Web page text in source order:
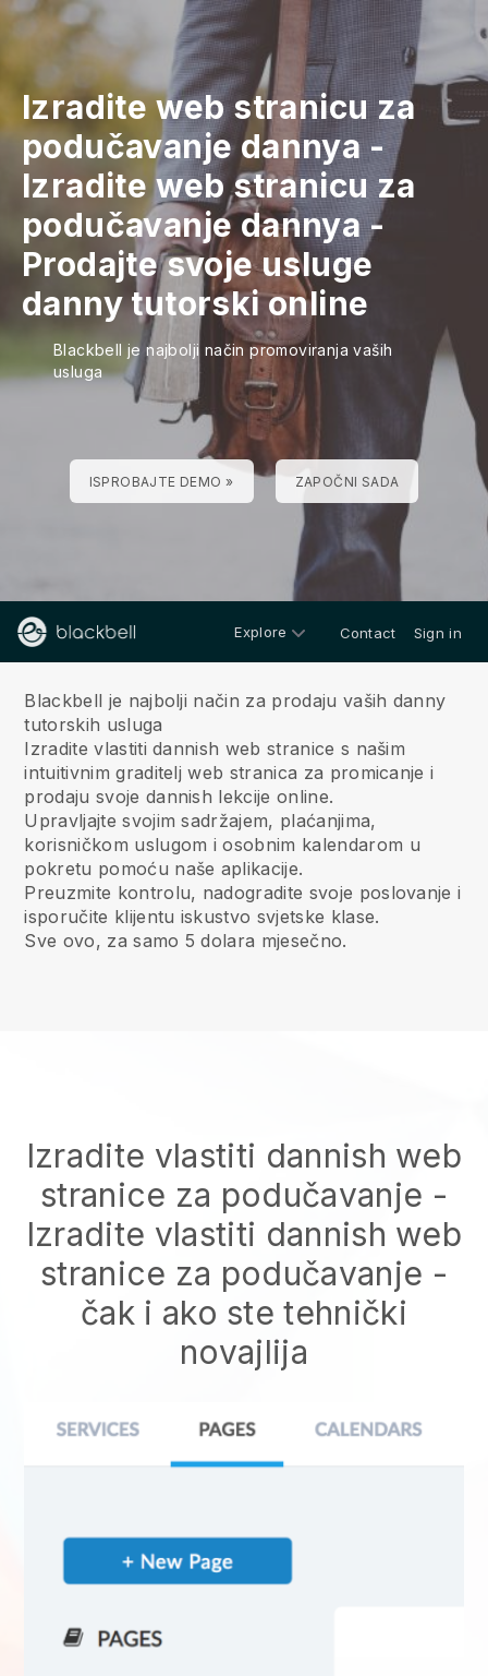
Izradite web stranicu za
podučavanje dannya-
Izradite web stranicu za
podučavanje dannya-
Prodajte svoje usluge
danny tutorski online
Blackbell je najbolji način promoviranja vaših
usluga
ISPROBAJTE DEMO » ZAPOČNI SADA
Explore Contact Sign in
Blackbell je najbolji način za prodaju vaših danny
tutorskih usluga
Izradite vlastiti dannish web stranice s našim
intuitivnim graditelj web stranica za promicanje i
prodaju svoje dannish lekcije online.
Upravljajte svojim sadržajem, plaćanjima,
korisničkom uslugom i osobnim kalendarom u
pokretu pomoću naše aplikacije.
Preuzmite kontrolu, nadogradite svoje poslovanje i
isporučite klijentu iskustvo svjetske klase.
Sve ovo, za samo 5 dolara mjesečno.
Izradite vlastiti dannish web
stranice za podučavanje -
Izradite vlastiti dannish web
stranice za podučavanje -
čak i ako ste tehnički
novajlija